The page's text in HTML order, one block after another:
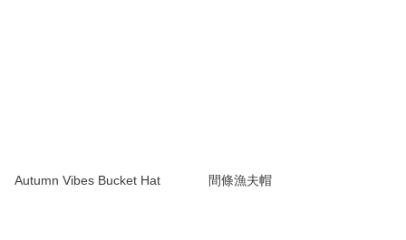
Autumn Vibes Bucket Hat 間條漁夫帽